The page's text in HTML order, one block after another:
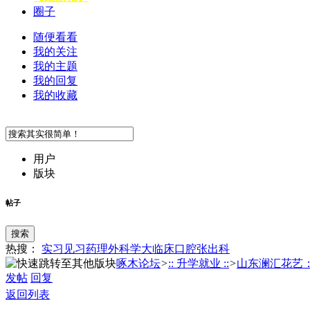
圈子
随便看看
我的关注
我的主题
我的回复
我的收藏
用户
版块
帖子
搜索
热搜： 实习 见习药理外科学大临床口腔张出科
啄木论坛>:: 升学就业 ::>山东澜汇花艺
发帖 回复
返回列表